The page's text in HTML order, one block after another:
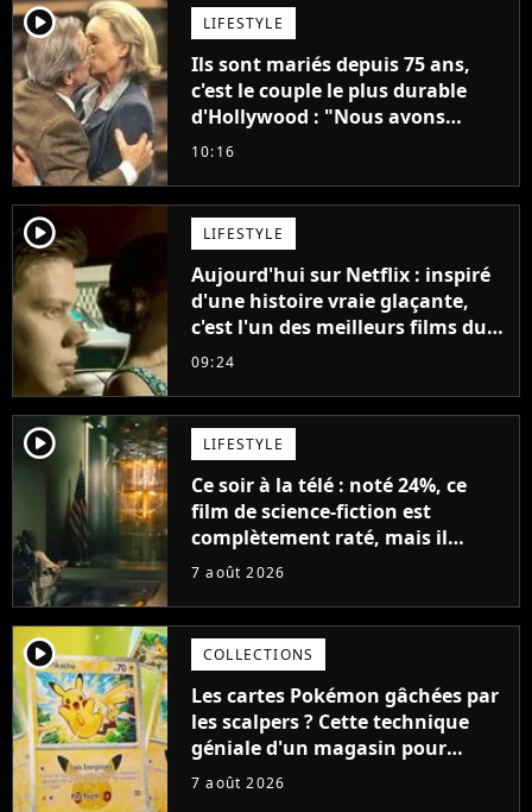
player2 LIFESTYLE
Ils sont mariés depuis 75 ans,
c'est le couple le plus durable
d'Hollywood : "Nous avons
avancé jour après jour, et les
décennies"
10:16
player2 LIFESTYLE
Aujourd'hui sur Netflix : inspiré
d'une histoire vraie glaçante,
c'est l'un des meilleurs films du
21ème siècle
09:24
player2 LIFESTYLE
Ce soir à la télé : noté 24%, ce
film de science-fiction est
complètement raté, mais il
aurait pu être encore pire à
7 août 2026
player2 COLLECTIONS
Les cartes Pokémon gâchées par
les scalpers ? Cette technique
géniale d'un magasin pour
ruiner les revendeurs
7 août 2026